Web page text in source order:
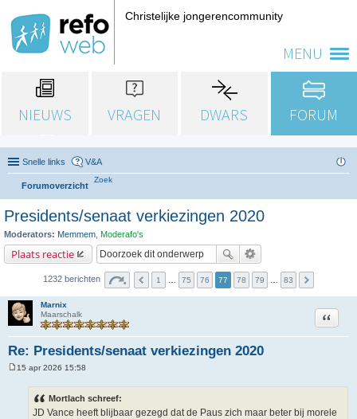
MENU
Christelijke jongerencommunity
NIEUWS VRAGEN DWARS FORUM
Snelle links V&A
Forumoverzicht
Zoek
Presidents/senaat verkiezingen 2020
Moderators: Memmem Moderafo's
Plaats reactie
1232 berichten 1 75 76 77 78 79 83
Marnix
Maarschalk
Re: Presidents/senaat verkiezingen 2020
Citeer
15 apr 2026 15:58
Mortlach schreef:
JD Vance heeft blijbaar gezegd dat de Paus zich maar beter bij morele